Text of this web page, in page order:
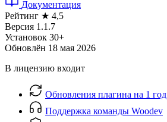
Документация
Рейтинг ★ 4,5
Версия 1.1.7
Установок 30+
Обновлён 18 мая 2026
В лицензию входит
Обновления плагина на 1 год
Поддержка команды Woodev